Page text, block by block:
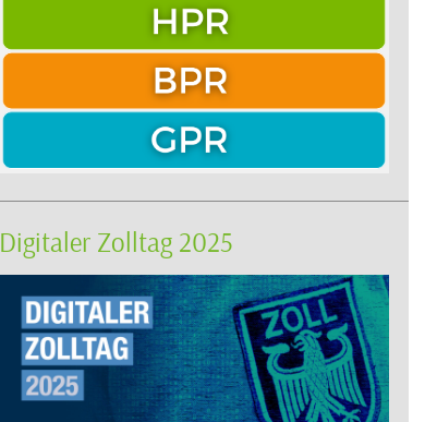
Digitaler Zolltag 2025